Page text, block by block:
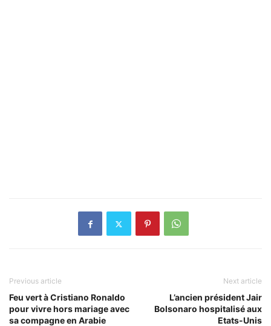
Previous article
Feu vert à Cristiano Ronaldo
pour vivre hors mariage avec
sa compagne en Arabie
Next article
L’ancien président Jair
Bolsonaro hospitalisé aux
Etats-Unis